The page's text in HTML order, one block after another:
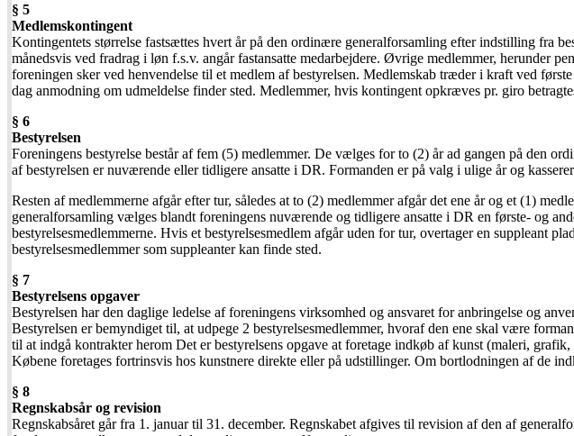
§ 5
Medlemskontingent
Kontingentets størrelse fastsættes hvert år på den ordinære generalforsamling efter indstilling fra
månedsvis ved fradrag i løn f.s.v. angår fastansatte medarbejdere. Øvrige medlemmer, herunder
foreningen sker ved henvendelse til et medlem af bestyrelsen. Medlemskab træder i kraft ved
dag anmodning om udmeldelse finder sted. Medlemmer, hvis kontingent opkræves pr. giro
§ 6
Bestyrelsen
Foreningens bestyrelse består af fem (5) medlemmer. De vælges for to (2) år ad gangen på den
af bestyrelsen er nuværende eller tidligere ansatte i DR. Formanden er på valg i ulige år og
Resten af medlemmerne afgår efter tur, således at to (2) medlemmer afgår det ene år og et (1)
generalforsamling vælges blandt foreningens nuværende og tidligere ansatte i DR en første- og
bestyrelsesmedlemmerne. Hvis et bestyrelsesmedlem afgår uden for tur, overtager en suppleant
bestyrelsesmedlemmer som suppleanter kan finde sted.
§ 7
Bestyrelsens opgaver
Bestyrelsen har den daglige ledelse af foreningens virksomhed og ansvaret for anbringelse og
Bestyrelsen er bemyndiget til, at udpege 2 bestyrelsesmedlemmer, hvoraf den ene skal være
til at indgå kontrakter herom Det er bestyrelsens opgave at foretage indkøb af kunst (maleri,
Købene foretages fortrinsvis hos kunstnere direkte eller på udstillinger. Om bortlodningen af de
§ 8
Regnskabsår og revision
Regnskabsåret går fra 1. januar til 31. december. Regnskabet afgives til revision af den af